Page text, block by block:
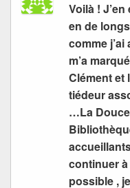
Voilà !
en de
comme
m’a
Clément et
tiédeur
…La
continuer
possible ,